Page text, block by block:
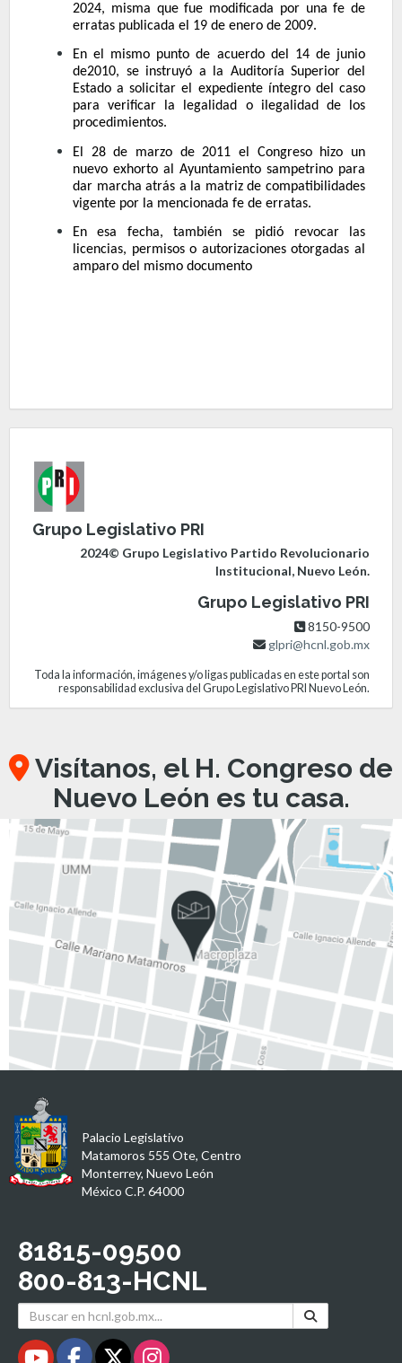
2024, misma que fue modificada por una fe de
erratas publicada el 19 de enero de 2009.
En el mismo punto de acuerdo del 14 de junio
de2010, se instruyó a la Auditoría Superior del
Estado a solicitar el expediente íntegro del caso
para verificar la legalidad o ilegalidad de los
procedimientos.
El 28 de marzo de 2011 el Congreso hizo un
nuevo exhorto al Ayuntamiento sampetrino para
dar marcha atrás a la matriz de compatibilidades
vigente por la mencionada fe de erratas.
En esa fecha, también se pidió revocar las
licencias, permisos o autorizaciones otorgadas al
amparo del mismo documento
Grupo Legislativo PRI
2024© Grupo Legislativo Partido Revolucionario
Institucional, Nuevo León.
Grupo Legislativo PRI
8150-9500
glpri@hcnl.gob.mx
Toda la información, imágenes y/o ligas publicadas en este portal son
responsabilidad exclusiva del Grupo Legislativo PRI Nuevo León.
Visítanos, el H. Congreso de
Nuevo León es tu casa.
Palacio Legislativo
Matamoros 555 Ote, Centro
Monterrey, Nuevo León
México C.P. 64000
81815-09500
800-813-HCNL